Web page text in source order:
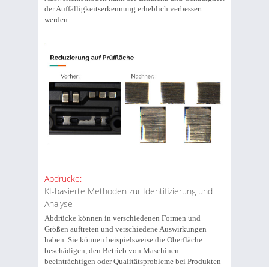
der Auffälligkeitserkennung erheblich verbessert
werden.
Abdrücke:
KI-basierte Methoden zur Identifizierung und
Analyse
Abdrücke können in verschiedenen Formen und
Größen auftreten und verschiedene Auswirkungen
haben. Sie können beispielsweise die Oberfläche
beschädigen, den Betrieb von Maschinen
beeinträchtigen oder Qualitätsprobleme bei Produkten